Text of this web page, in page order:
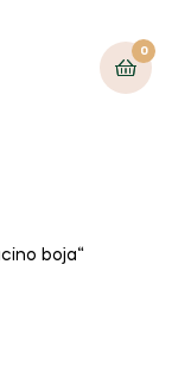
0
boja“